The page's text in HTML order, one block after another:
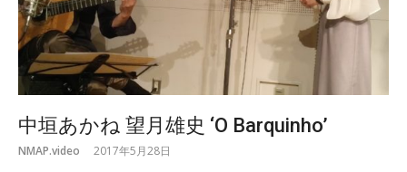
中垣あかね 望月雄史 ‘O Barquinho’
NMAP.video 2017年5月28日